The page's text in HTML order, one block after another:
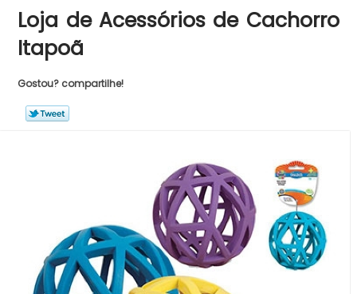
Loja de Acessórios de Cachorro
Itapoã
Gostou? compartilhe!